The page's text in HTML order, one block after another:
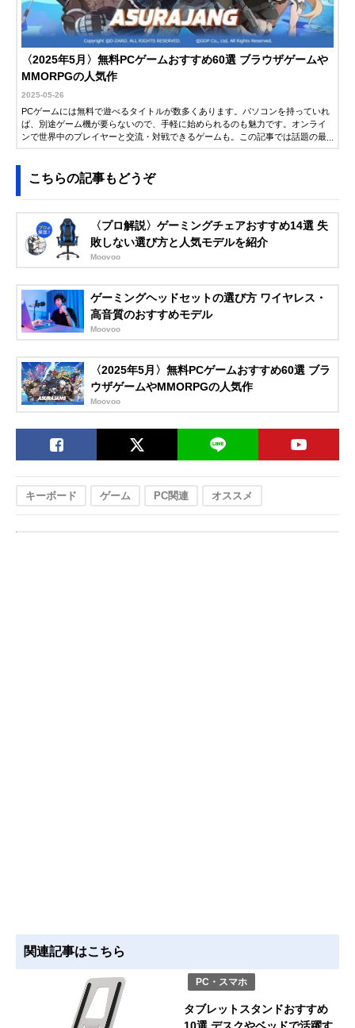
〈2025年5月〉無料PCゲームおすすめ60選 ブラウザゲームや
MMORPGの人気作
2025-05-26
PCゲームには無料で遊べるタイトルが数多くあります。パソコンを持っていれ
ば、別途ゲーム機が要らないので、手軽に始められるのも魅力です。オンライ
ンで世界中のプレイヤーと交流・対戦できるゲームも。この記事では話題の最
こちらの記事もどうぞ
〈プロ解説〉ゲーミングチェアおすすめ14選 失
敗しない選び方と人気モデルを紹介
Moovoo
ゲーミングヘッドセットの選び方 ワイヤレス・
高音質のおすすめモデル
Moovoo
〈2025年5月〉無料PCゲームおすすめ60選 ブラ
ウザゲームやMMORPGの人気作
Moovoo
キーボード ゲーム PC関連 オススメ
関連記事はこちら
PC・スマホ
タブレットスタンドおすすめ